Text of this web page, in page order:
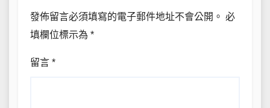
發佈留言必須填寫的電子郵件地址不會公開。 必
填欄位標示為 *
留言 *